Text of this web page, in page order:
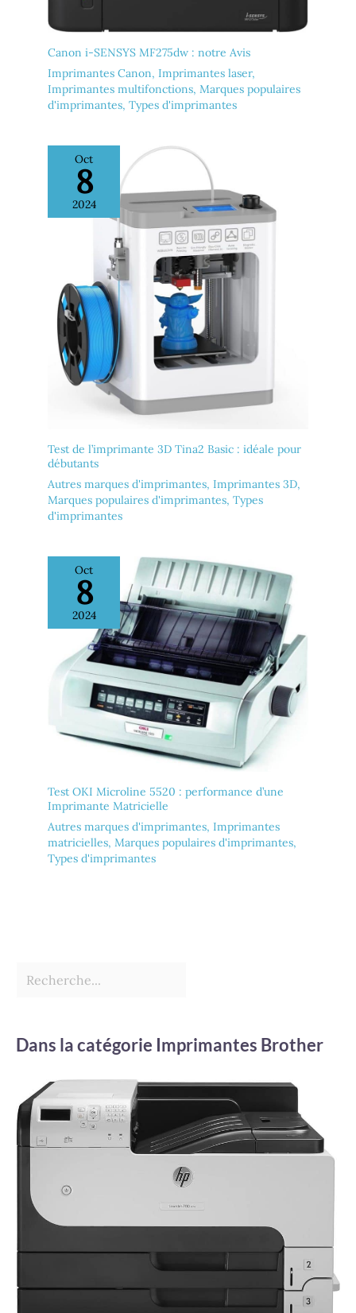
Canon i-SENSYS MF275dw : notre Avis
Imprimantes Canon, Imprimantes laser,
Imprimantes multifonctions, Marques populaires
d'imprimantes, Types d'imprimantes
Oct
8
2024
Test de l’imprimante 3D Tina2 Basic : idéale pour
débutants
Autres marques d'imprimantes, Imprimantes 3D,
Marques populaires d'imprimantes, Types
d'imprimantes
Oct
8
2024
Test OKI Microline 5520 : performance d’une
Imprimante Matricielle
Autres marques d'imprimantes, Imprimantes
matricielles, Marques populaires d'imprimantes,
Types d'imprimantes
Dans la catégorie Imprimantes Brother